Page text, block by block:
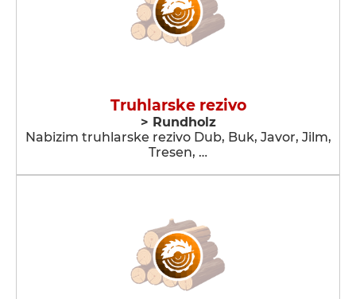
Truhlarske rezivo
> Rundholz
Nabizim truhlarske rezivo Dub, Buk, Javor, Jilm,
Tresen, …